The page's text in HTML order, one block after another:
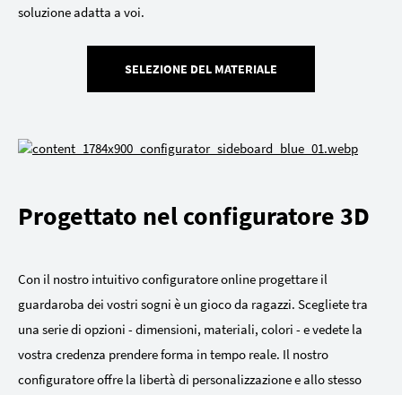
soluzione adatta a voi.
SELEZIONE DEL MATERIALE
Progettato nel configuratore 3D
Con il nostro intuitivo configuratore online progettare il
guardaroba dei vostri sogni è un gioco da ragazzi. Scegliete tra
una serie di opzioni - dimensioni, materiali, colori - e vedete la
vostra credenza prendere forma in tempo reale. Il nostro
configuratore offre la libertà di personalizzazione e allo stesso